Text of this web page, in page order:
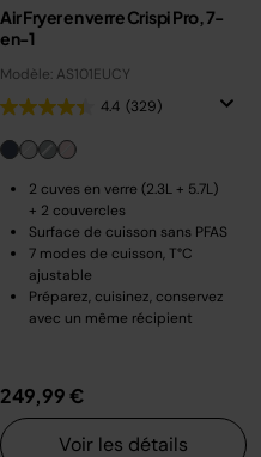
Air Fryer en verre Crispi Pro, 7-
en-1
Modèle: AS101EUCY
4.4 (329)
2 cuves en verre (2.3L + 5.7L)
+ 2 couvercles
Surface de cuisson sans PFAS
7 modes de cuisson, T°C
ajustable
Préparez, cuisinez, conservez
avec un même récipient
249,99 €
Voir les détails